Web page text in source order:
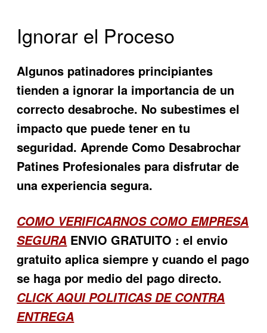
Ignorar el Proceso
Algunos patinadores principiantes
tienden a ignorar la importancia de un
correcto desabroche. No subestimes el
impacto que puede tener en tu
seguridad. Aprende Como Desabrochar
Patines Profesionales para disfrutar de
una experiencia segura.
COMO VERIFICARNOS COMO EMPRESA
SEGURA ENVIO GRATUITO : el envio
gratuito aplica siempre y cuando el pago
se haga por medio del pago directo.
CLICK AQUI POLITICAS DE CONTRA
ENTREGA